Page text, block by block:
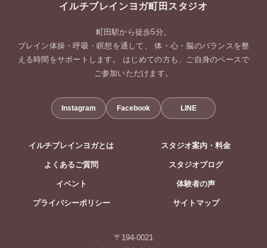
イルチブレインヨガ町田スタジオ
町田駅から徒歩5分。
ブレイン体操・呼吸・瞑想を通して、 体・心・脳のバランスを整
える時間をサポートします。 はじめての方も、ご自身のペースで
ご参加いただけます。
Instagram Facebook LINE
イルチブレインヨガとは スタジオ案内・料金
よくあるご質問 スタジオブログ
イベント 体験者の声
プライバシーポリシー サイトマップ
〒194-0021